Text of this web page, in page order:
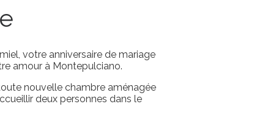
votre anniversaire de mariage
amour à Montepulciano.
nouvelle chambre aménagée
deux personnes dans le